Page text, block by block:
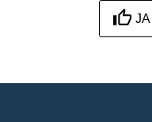
JA